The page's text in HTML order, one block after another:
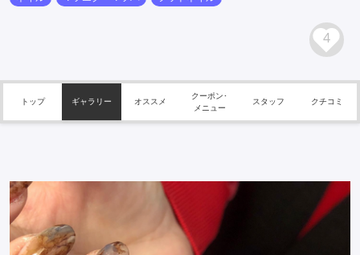
4
トップ ギャラリー オススメ
クーポン･
メニュー
スタッフ クチコミ